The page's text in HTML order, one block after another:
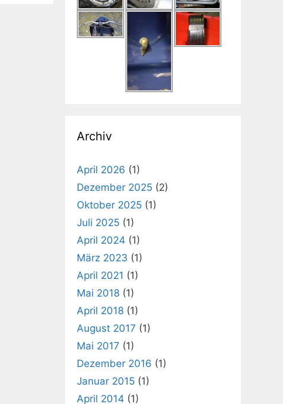
Archiv
April 2026 (1)
Dezember 2025 (2)
Oktober 2025 (1)
Juli 2025 (1)
April 2024 (1)
März 2023 (1)
April 2021 (1)
Mai 2018 (1)
April 2018 (1)
August 2017 (1)
Mai 2017 (1)
Dezember 2016 (1)
Januar 2015 (1)
April 2014 (1)